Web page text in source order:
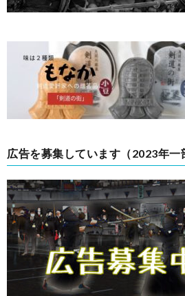
広告を募集しています（2023年一